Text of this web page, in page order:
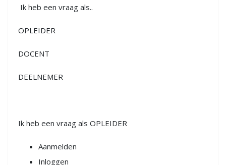
Ik heb een vraag als..
OPLEIDER
DOCENT
DEELNEMER
Ik heb een vraag als OPLEIDER
Aanmelden
Inloggen